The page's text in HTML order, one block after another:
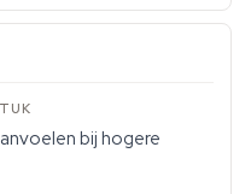
bij hogere